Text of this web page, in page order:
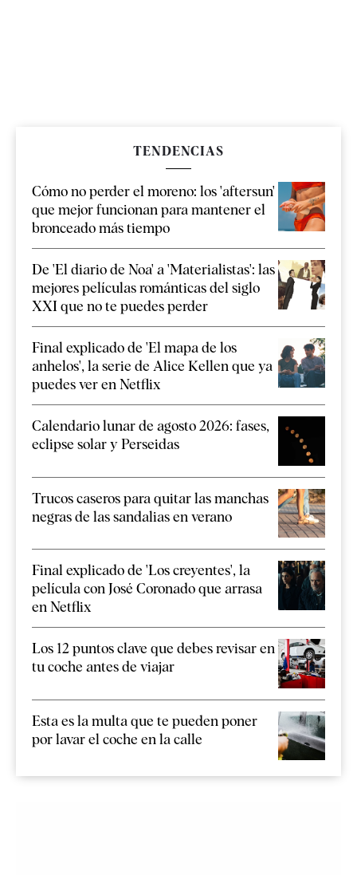
TENDENCIAS
Cómo no perder el moreno: los 'aftersun'
que mejor funcionan para mantener el
bronceado más tiempo
De 'El diario de Noa' a 'Materialistas': las
mejores películas románticas del siglo
XXI que no te puedes perder
Final explicado de 'El mapa de los
anhelos', la serie de Alice Kellen que ya
puedes ver en Netflix
Calendario lunar de agosto 2026: fases,
eclipse solar y Perseidas
Trucos caseros para quitar las manchas
negras de las sandalias en verano
Final explicado de 'Los creyentes', la
película con José Coronado que arrasa
en Netflix
Los 12 puntos clave que debes revisar en
tu coche antes de viajar
Esta es la multa que te pueden poner
por lavar el coche en la calle